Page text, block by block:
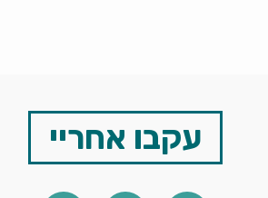
עקבו אחריי